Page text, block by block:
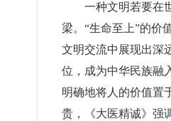
一种文明若要在
梁。“生命至上”的价
文明交流中展现出深
位，成为中华民族融
明确地将人的价值置
贵，《大医精诚》强